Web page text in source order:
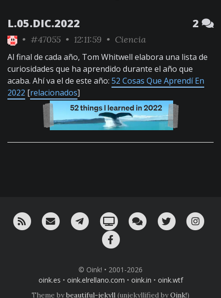
L.05.DIC.2022 2
• #47055 • 12:11:59 • Ciencia
Al final de cada año, Tom Whitwell elabora una lista de
curiosidades que ha aprendido durante el año que
acaba. Ahí va el de este año: 52 Cosas Que Aprendí En
2022 [relacionados]
RSS ¡Mándame un email!¡Nuestro canal en Telegram!
Oink! TV Charla con nosotros
Twitter
© Oink! • 2001-2026
oink.es • oink.elrellano.com • oink.in • oink.wtf
Theme bybeautiful-jekyll (unjekyllified byOink!)